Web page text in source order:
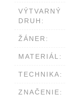
VÝTVARNÝ
DRUH:
ŽÁNER:
MATERIÁL:
TECHNIKA:
ZNAČENIE: